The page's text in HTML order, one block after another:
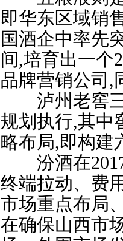
即华东区域销
国酒企中率先
间,培育出一个
品牌营销公司,
泸州老窖三
规划执行,其中
略布局,即构建
汾酒在2017
终端拉动、费
市场重点布局
在确保山西市